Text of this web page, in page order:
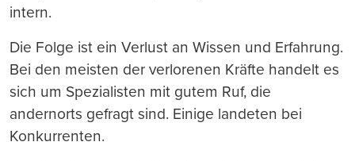
intern.
Die Folge ist ein Verlust an Wissen und Erfahrung.
Bei den meisten der verlorenen Kräfte handelt es
sich um Spezialisten mit gutem Ruf, die
andernorts gefragt sind. Einige landeten bei
Konkurrenten.